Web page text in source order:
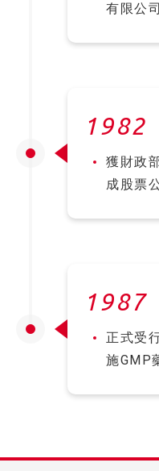
有限公
1982
獲財政
成股票
1987
正式受
施GMP